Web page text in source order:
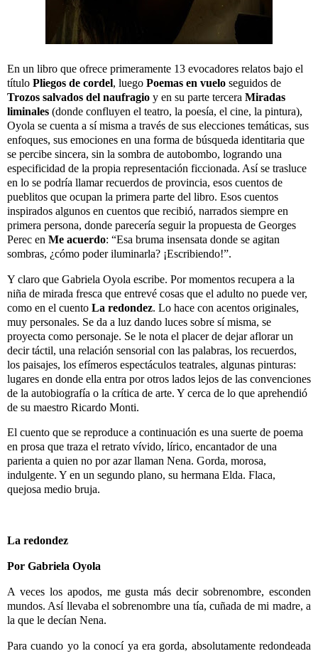
En un libro que ofrece primeramente 13 evocadores relatos bajo el
título Pliegos de cordel, luego Poemas en vuelo seguidos de
Trozos salvados del naufragio y en su parte tercera Miradas
liminales (donde confluyen el teatro, la poesía, el cine, la pintura),
Oyola se cuenta a sí misma a través de sus elecciones temáticas, sus
enfoques, sus emociones en una forma de búsqueda identitaria que
se percibe sincera, sin la sombra de autobombo, logrando una
especificidad de la propia representación ficcionada. Así se trasluce
en lo se podría llamar recuerdos de provincia, esos cuentos de
pueblitos que ocupan la primera parte del libro. Esos cuentos
inspirados algunos en cuentos que recibió, narrados siempre en
primera persona, donde parecería seguir la propuesta de Georges
Perec en Me acuerdo: “Esa bruma insensata donde se agitan
sombras, ¿cómo poder iluminarla? ¡Escribiendo!”.
Y claro que Gabriela Oyola escribe. Por momentos recupera a la
niña de mirada fresca que entrevé cosas que el adulto no puede ver,
como en el cuento La redondez. Lo hace con acentos originales,
muy personales. Se da a luz dando luces sobre sí misma, se
proyecta como personaje. Se le nota el placer de dejar aflorar un
decir táctil, una relación sensorial con las palabras, los recuerdos,
los paisajes, los efímeros espectáculos teatrales, algunas pinturas:
lugares en donde ella entra por otros lados lejos de las convenciones
de la autobiografía o la crítica de arte. Y cerca de lo que aprehendió
de su maestro Ricardo Monti.
El cuento que se reproduce a continuación es una suerte de poema
en prosa que traza el retrato vívido, lírico, encantador de una
parienta a quien no por azar llaman Nena. Gorda, morosa,
indulgente. Y en un segundo plano, su hermana Elda. Flaca,
quejosa medio bruja.
La redondez
Por Gabriela Oyola
A veces los apodos, me gusta más decir sobrenombre, esconden
mundos. Así llevaba el sobrenombre una tía, cuñada de mi madre, a
la que le decían Nena.
Para cuando yo la conocí ya era gorda, absolutamente redondeada